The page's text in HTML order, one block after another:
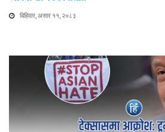
बिहिवार, असार ११, २०८३